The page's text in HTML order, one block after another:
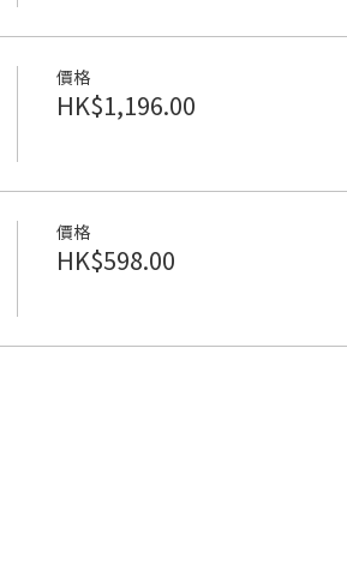
價格
HK$1,196.00
價格
HK$598.00